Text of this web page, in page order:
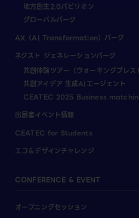
地方創生2.0パビリオン
グローバルパーク
AX（AI Transformation）パーク
ネクスト ジェネレーションパーク
共創体験ツアー（ウォーキングブレス
共創アイデア 生成AIエージェント
CEATEC 2025 Business
出展者イベント情報
CEATEC for Students
エコ＆デザインチャレンジ
CONFERENCE & EVENT
オープニングセッション